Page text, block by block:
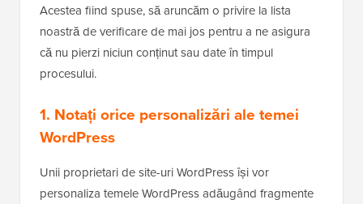
Acestea fiind spuse, să aruncăm o privire la lista
noastră de verificare de mai jos pentru a ne asigura
că nu pierzi niciun conținut sau date în timpul
procesului.
1. Notați orice personalizări ale temei
WordPress
Unii proprietari de site-uri WordPress își vor
personaliza temele WordPress adăugând fragmente